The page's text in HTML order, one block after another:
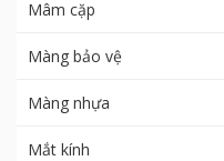
Mâm cặp
Màng bảo vệ
Màng nhựa
Mắt kính